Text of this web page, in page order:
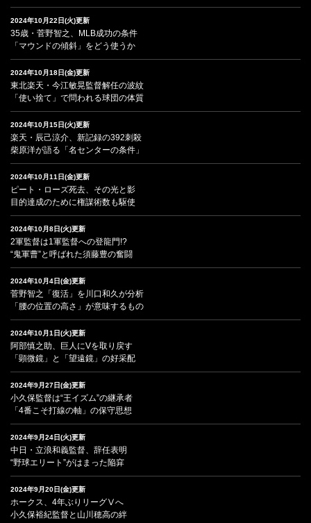
2024年10月22日(火)更新
35歳・菅野智之、MLB成功の条件
「マウンドの傾斜」をどう使うか
2024年10月18日(金)更新
東北楽天・今江敏晃監督解任の波紋
「使い捨て」で問われる球団の体質
2024年10月15日(火)更新
楽天・辰己涼介、新記録の392刺殺
柴原洋が語る「名センターの条件」
2024年10月11日(金)更新
ピート・ローズ死去、その光と影
目的達成のために権謀術数も駆使
2024年10月8日(火)更新
2軍監督は1軍監督への登龍門!?
“鬼軍曹”と呼ばれた須藤豊の奮闘
2024年10月4日(金)更新
菅野智之「復活」を川口和久が分析
「腰の位置の高さ」が意味するもの
2024年10月1日(火)更新
阿部慎之助、巨人にVを取り戻す
「顕微鏡」と「望遠鏡」の好采配
2024年9月27日(金)更新
小久保監督は“王イズム”の継承者
「4番こそ打線の軸」の保守思想
2024年9月24日(火)更新
中日・立浪和義監督、辞任表明
“野球エリート”がはまった陥穽
2024年9月20日(金)更新
ホークス、4年ぶりリーグⅤへ
小久保裕紀監督と山川穂高の絆